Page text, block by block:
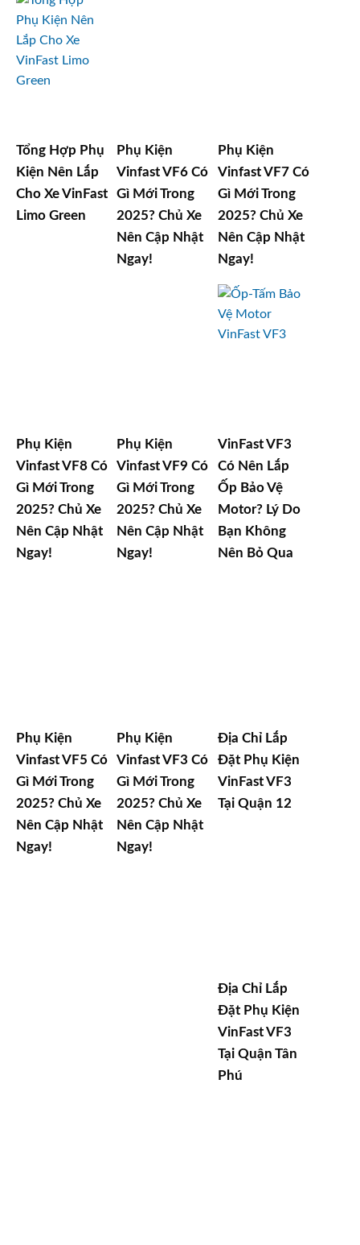
Tổng Hợp Phụ
Kiện Nên Lắp
Cho Xe VinFast
Limo Green
Phụ Kiện
Vinfast VF6 Có
Gì Mới Trong
2025? Chủ Xe
Nên Cập Nhật
Ngay!
Phụ Kiện
Vinfast VF7 Có
Gì Mới Trong
2025? Chủ Xe
Nên Cập Nhật
Ngay!
Phụ Kiện
Vinfast VF8 Có
Gì Mới Trong
2025? Chủ Xe
Nên Cập Nhật
Ngay!
Phụ Kiện
Vinfast VF9 Có
Gì Mới Trong
2025? Chủ Xe
Nên Cập Nhật
Ngay!
VinFast VF3
Có Nên Lắp
Ốp Bảo Vệ
Motor? Lý Do
Bạn Không
Nên Bỏ Qua
Phụ Kiện
Vinfast VF5 Có
Gì Mới Trong
2025? Chủ Xe
Nên Cập Nhật
Ngay!
Phụ Kiện
Vinfast VF3 Có
Gì Mới Trong
2025? Chủ Xe
Nên Cập Nhật
Ngay!
Địa Chỉ Lắp
Đặt Phụ Kiện
VinFast VF3
Tại Quận 12
Địa Chỉ Lắp
Đặt Phụ Kiện
VinFast VF3
Tại Quận Tân
Phú